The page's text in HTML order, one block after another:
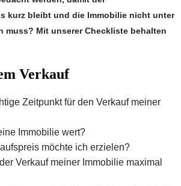
kurz bleibt und die Immobilie nicht unter
muss? Mit unserer Checkliste behalten
Verkauf
Zeitpunkt für den Verkauf meiner
Immobilie wert?
möchte ich erzielen?
Verkauf meiner Immobilie maximal